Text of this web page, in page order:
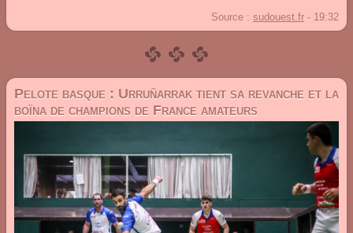
Source : sudouest.fr - 19:32
Pelote basque : Urruñarrak tient sa revanche et la
boïna de champions de France amateurs